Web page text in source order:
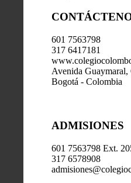
601 7563798
317 6417181
Avenida Guaymaral,
Bogotá - Colombia
ADMISIONES
601 7563798 Ext.
317 6578908